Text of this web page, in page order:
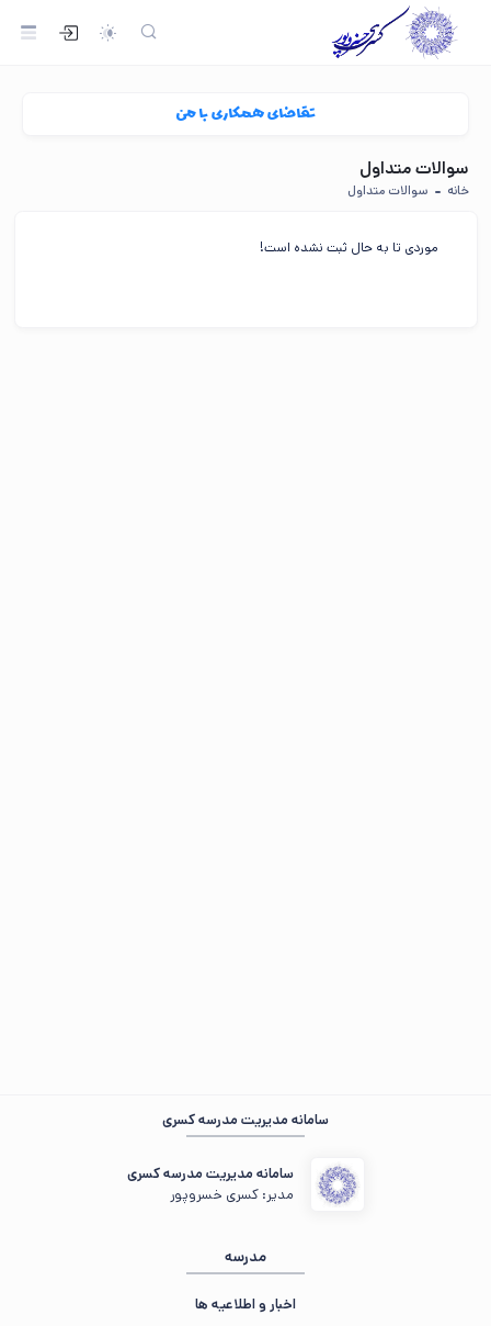
تقاضای همکاری با من
سوالات متداول
خانه سوالات متداول
موردی تا به حال ثبت نشده است!
سامانه مدیریت مدرسه کسری
سامانه مدیریت مدرسه کسری
مدیر: کسری خسروپور
مدرسه
اخبار و اطلاعیه ها